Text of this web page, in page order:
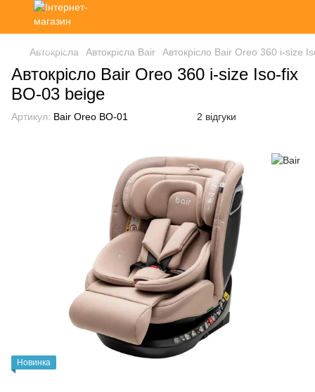
Автокрісла Автокрісла Bair Автокрісло Bair Oreo 360 i-size
Автокрісло Bair Oreo 360 i-size Iso-fix
BO-03 beige
Артикул: Bair Oreo BO-01 2 відгуки
Новинка